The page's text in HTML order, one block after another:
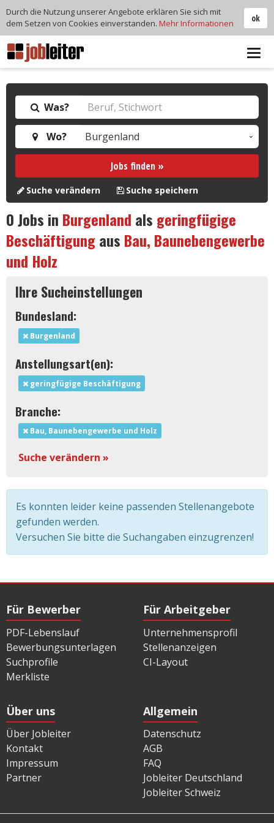
Was?
Wo?
Jobs finden »
Suche verändern Suche speichern
0Jobs in Burgenland als geringfügige
Beschäftigungaus Bau, Baunebengewerbe
und Holz
Ihre Sucheinstellungen
Bundesland:
Burgenland
Anstellungsart(en):
geringfügige Beschäftigung
Branche:
Bau, Baunebengewerbe und Holz
Suche verändern »
Es konnten leider keine passenden Stellenangebote
gefunden werden.
Versuchen Sie bitte die Suchangaben einzugrenzen!
Für Bewerber
PDF-Lebenslauf
Bewerbungsunterlagen
Suchprofile
Merkliste
Für Arbeitgeber
Unternehmensprofil
Stellenanzeigen
CI-Layout
Über uns
Über Jobleiter
Kontakt
Impressum
Partner
Allgemein
Datenschutz
AGB
FAQ
Jobleiter Deutschland
Jobleiter Schweiz
ok
Durch die Nutzung unserer Angebote erklären Sie sich mit
dem Setzen von Cookies einverstanden. Mehr Informationen